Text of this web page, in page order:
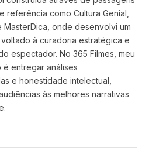
referência como Cultura Genial,
MasterDica, onde desenvolvi um
à curadoria estratégica e
espectador. No 365 Filmes, meu
é entregar análises
e honestidade intelectual,
às melhores narrativas